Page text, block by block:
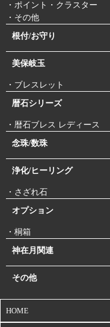
・ポイント・クラスター
・その他
根付/お守り
美保岐玉
・ブレスレット
暦石シリーズ
・暦石ブレス レディース
念珠/数珠
浄化/ヒーリング
・さざれ石
オプション
・桐箱
神在月関連
その他
HOME